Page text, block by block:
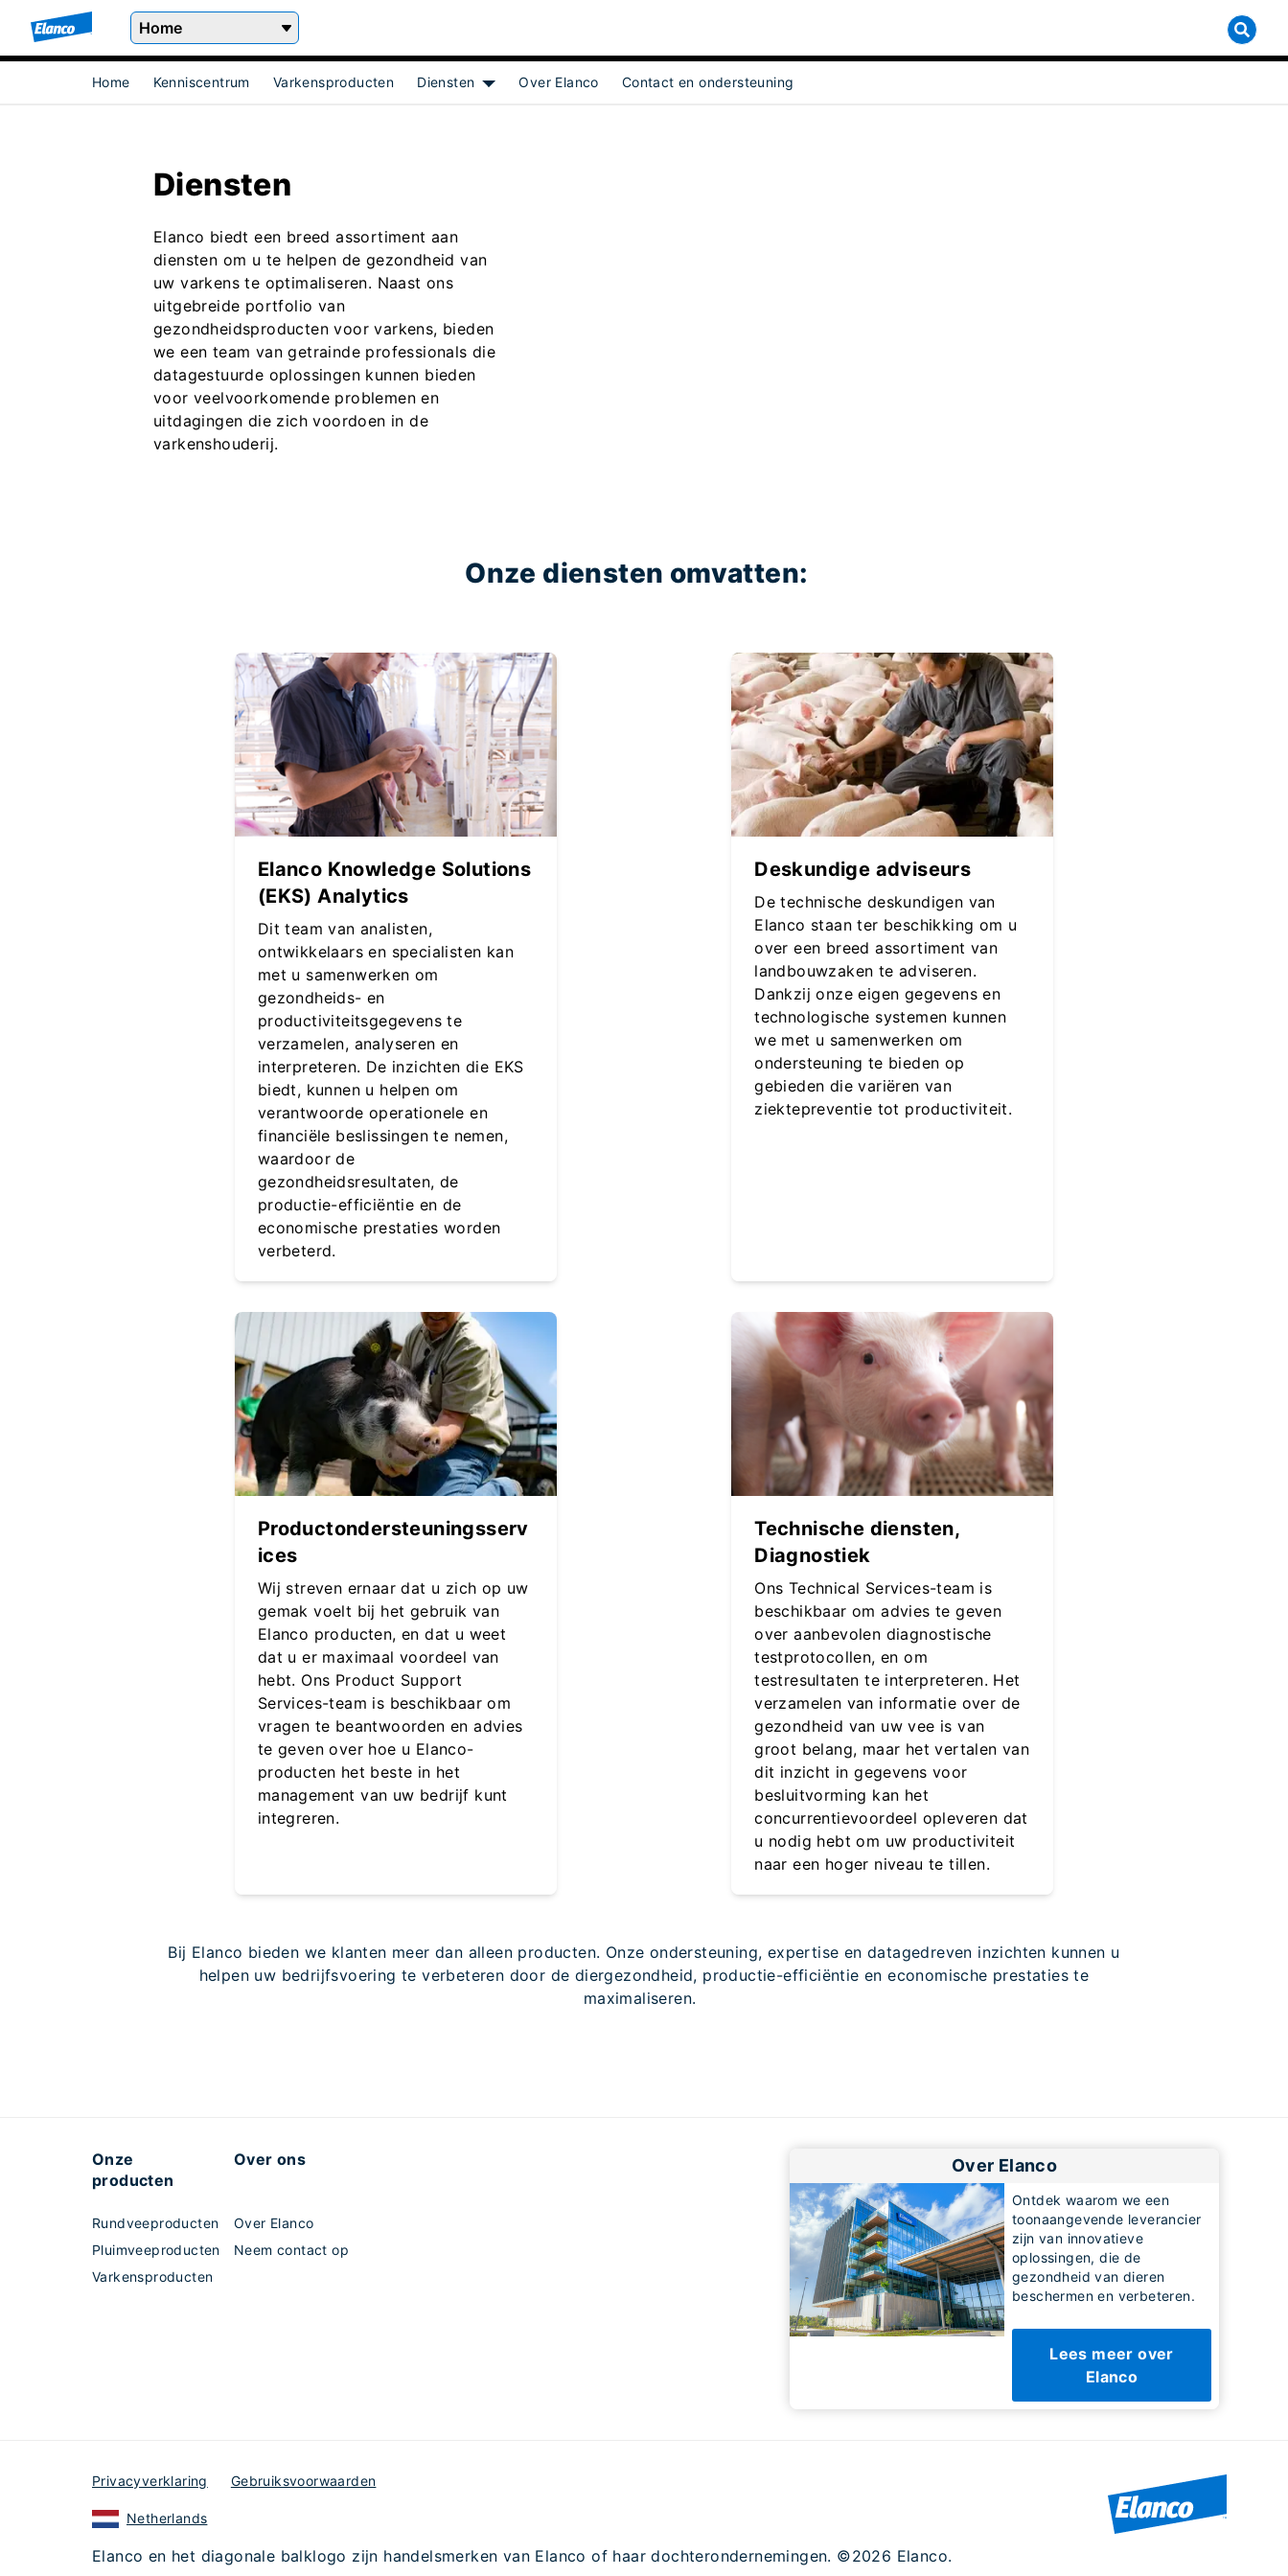
Home
Home Kenniscentrum Varkensproducten
Diensten
Over Elanco Contact en ondersteuning
Diensten
Elanco biedt een breed assortiment aan
diensten om u te helpen de gezondheid van
uw varkens te optimaliseren. Naast ons
uitgebreide portfolio van
gezondheidsproducten voor varkens, bieden
we een team van getrainde professionals die
datagestuurde oplossingen kunnen bieden
voor veelvoorkomende problemen en
uitdagingen die zich voordoen in de
varkenshouderij.
Onze diensten omvatten:
Elanco Knowledge Solutions
(EKS) Analytics
Dit team van analisten,
ontwikkelaars en specialisten kan
met u samenwerken om
gezondheids- en
productiviteitsgegevens te
verzamelen, analyseren en
interpreteren. De inzichten die EKS
biedt, kunnen u helpen om
verantwoorde operationele en
financiële beslissingen te nemen,
waardoor de
gezondheidsresultaten, de
productie-efficiëntie en de
economische prestaties worden
verbeterd.
Deskundige adviseurs
De technische deskundigen van
Elanco staan ter beschikking om u
over een breed assortiment van
landbouwzaken te adviseren.
Dankzij onze eigen gegevens en
technologische systemen kunnen
we met u samenwerken om
ondersteuning te bieden op
gebieden die variëren van
ziektepreventie tot productiviteit.
Productondersteuningsserv
ices
Wij streven ernaar dat u zich op uw
gemak voelt bij het gebruik van
Elanco producten, en dat u weet
dat u er maximaal voordeel van
hebt. Ons Product Support
Services-team is beschikbaar om
vragen te beantwoorden en advies
te geven over hoe u Elanco-
producten het beste in het
management van uw bedrijf kunt
integreren.
Technische diensten,
Diagnostiek
Ons Technical Services-team is
beschikbaar om advies te geven
over aanbevolen diagnostische
testprotocollen, en om
testresultaten te interpreteren. Het
verzamelen van informatie over de
gezondheid van uw vee is van
groot belang, maar het vertalen van
dit inzicht in gegevens voor
besluitvorming kan het
concurrentievoordeel opleveren dat
u nodig hebt om uw productiviteit
naar een hoger niveau te tillen.
Bij Elanco bieden we klanten meer dan alleen producten. Onze ondersteuning, expertise en datagedreven inzichten kunnen u
helpen uw bedrijfsvoering te verbeteren door de diergezondheid, productie-efficiëntie en economische prestaties te
maximaliseren.
Onze
producten
Rundveeproducten
Pluimveeproducten
Varkensproducten
Over ons
Over Elanco
Neem contact op
Over Elanco
Ontdek waarom we een
toonaangevende leverancier
zijn van innovatieve
oplossingen, die de
gezondheid van dieren
beschermen en verbeteren.
Lees meer over
Elanco
Privacyverklaring Gebruiksvoorwaarden
Netherlands
Elanco en het diagonale balklogo zijn handelsmerken van Elanco of haar dochterondernemingen. ©2026 Elanco.